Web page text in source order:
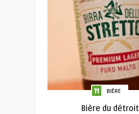
BIÈRE
Bière du détroit